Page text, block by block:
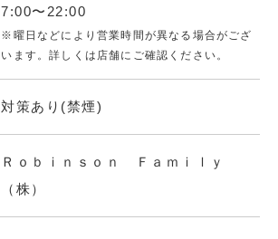
7:00〜22:00
※曜日などにより営業時間が異なる場合がござ
います。詳しくは店舗にご確認ください。
対策あり(禁煙)
Ｒｏｂｉｎｓｏｎ Ｆａｍｉｌｙ
（株）